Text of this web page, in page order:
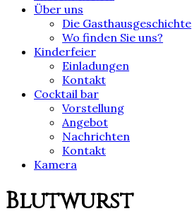
Über uns
Die Gasthausgeschichte
Wo finden Sie uns?
Kinderfeier
Einladungen
Kontakt
Cocktail bar
Vorstellung
Angebot
Nachrichten
Kontakt
Kamera
Blutwurst